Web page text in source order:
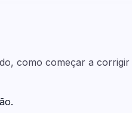
como começar a